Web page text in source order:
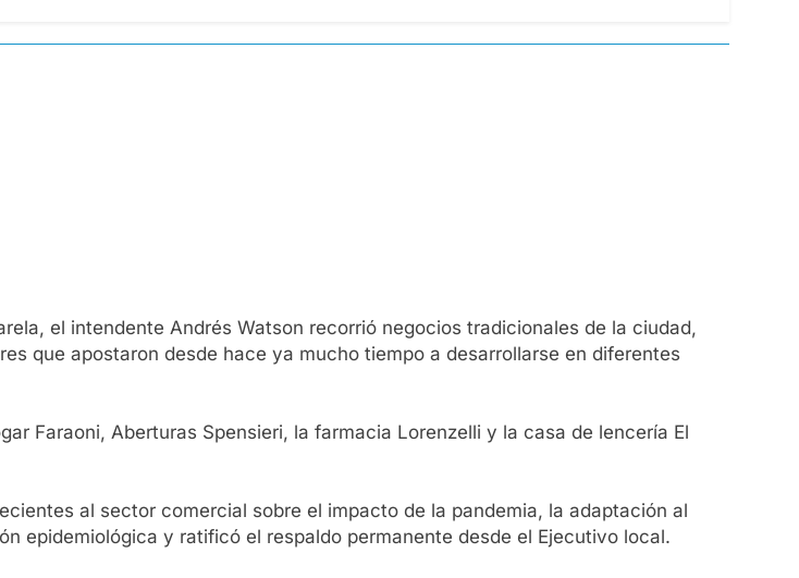
el intendente Andrés Watson recorrió negocios tradicionales de la ciudad,
que apostaron desde hace ya mucho tiempo a desarrollarse en diferentes
Faraoni, Aberturas Spensieri, la farmacia Lorenzelli y la casa de lencería El
al sector comercial sobre el impacto de la pandemia, la adaptación al
epidemiológica y ratificó el respaldo permanente desde el Ejecutivo local.